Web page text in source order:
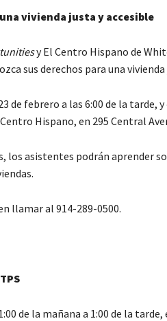
vivienda justa y accesible
y El Centro Hispano de
sus derechos para una vivienda
de febrero a las 6:00 de la tarde,
Hispano, en 295 Central
los asistentes podrán aprender
llamar al 914-289-0500.
de la mañana a 1:00 de la tarde,